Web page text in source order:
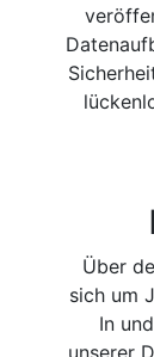
Über
sich um
In
unserer